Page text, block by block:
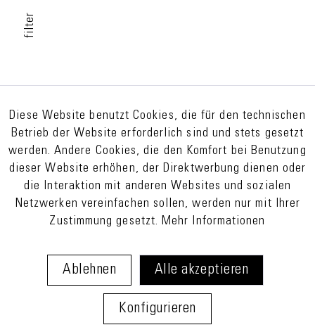
filter
Diese Website benutzt Cookies, die für den technischen
Betrieb der Website erforderlich sind und stets gesetzt
werden. Andere Cookies, die den Komfort bei Benutzung
dieser Website erhöhen, der Direktwerbung dienen oder
die Interaktion mit anderen Websites und sozialen
Netzwerken vereinfachen sollen, werden nur mit Ihrer
Zustimmung gesetzt.Mehr Informationen
Ablehnen Alle akzeptieren
Konfigurieren